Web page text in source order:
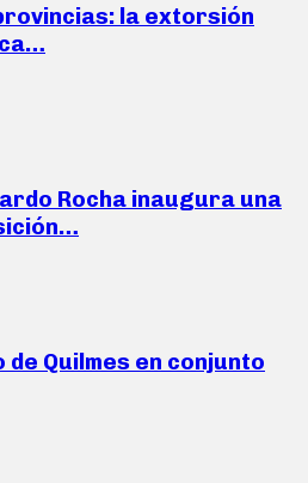
la extorsión
Rocha inaugura una
de Quilmes en conjunto